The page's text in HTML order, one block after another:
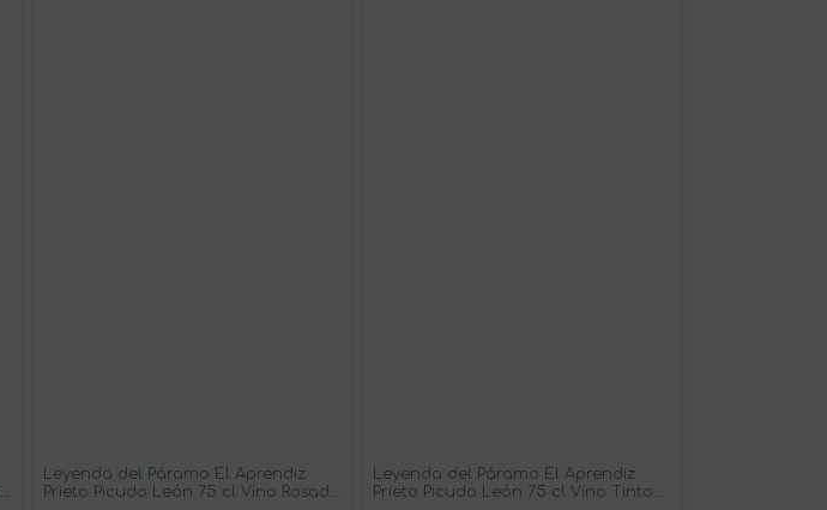
Leyenda del Páramo El Aprendiz
Prieto Picudo León 75 cl Vino Rosado
Leyenda del Páramo El Aprendiz
Prieto Picudo León 75 cl Vino Tinto